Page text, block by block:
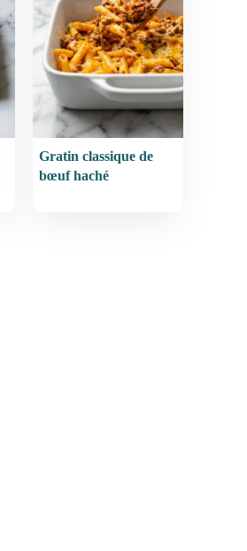
Gratin classique de
bœuf haché